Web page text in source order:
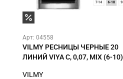
Арт: 04558
VILMY РЕСНИЦЫ ЧЕРНЫЕ 20
ЛИНИЙ VIYA C, 0,07, MIX (6-10)
VILMY